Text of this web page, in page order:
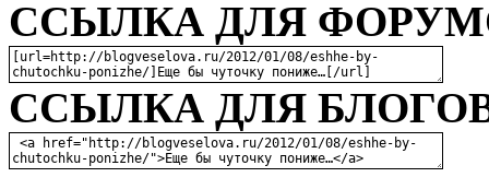
ССЫЛКА ДЛЯ
ССЫЛКА ДЛЯ БЛОГОВ